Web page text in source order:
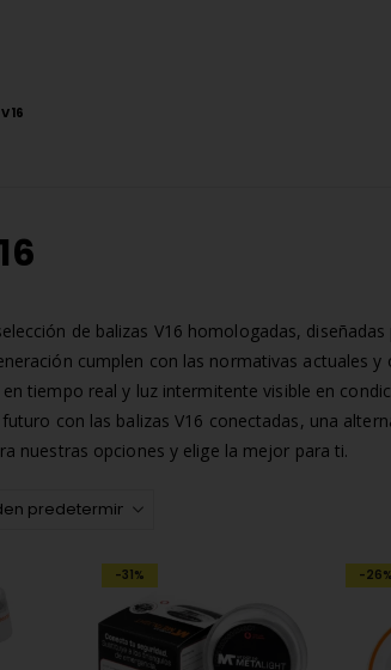
de balizas V16 homologadas,
cumplen con las normativas actuales
tiempo real y luz intermitente visible en
con las balizas V16 conectadas, una
nuestras opciones y elige la mejor para ti.
-31% -26%